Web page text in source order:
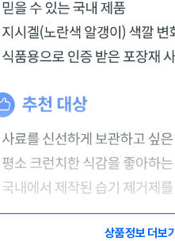
상품정보 더보기